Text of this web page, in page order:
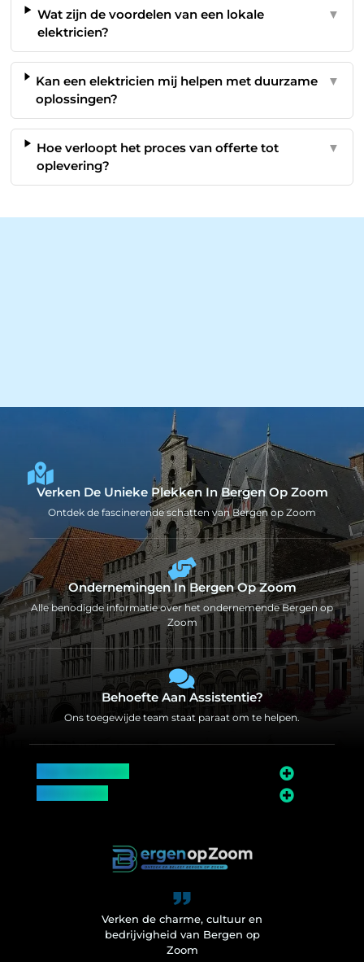
Wat zijn de voordelen van een lokale
elektricien?
▼
Kan een elektricien mij helpen met duurzame
oplossingen?
▼
Hoe verloopt het proces van offerte tot
oplevering?
▼
Verken De Unieke Plekken In Bergen Op Zoom
Ontdek de fascinerende schatten van Bergen op Zoom
Ondernemingen In Bergen Op Zoom
Alle benodigde informatie over het ondernemende Bergen op
Zoom
Behoefte Aan Assistentie?
Ons toegewijde team staat paraat om te helpen.
Verken de charme, cultuur en
bedrijvigheid van Bergen op
Zoom